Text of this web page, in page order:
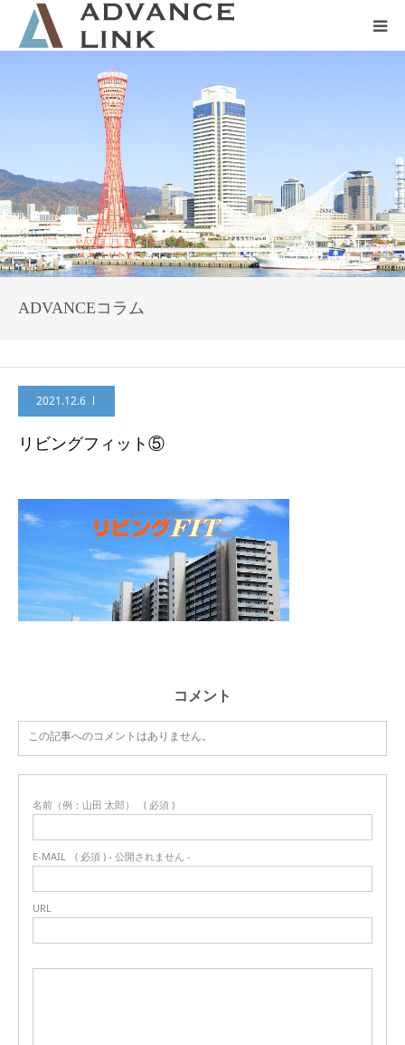
ADVANCEコラム
2021.12.6
リビングフィット⑤
コメント
この記事へのコメントはありません。
名前（例：山田 太郎） ( 必須 )
E-MAIL ( 必須 ) - 公開されません -
URL
会社概要
ネット保険
事業保険